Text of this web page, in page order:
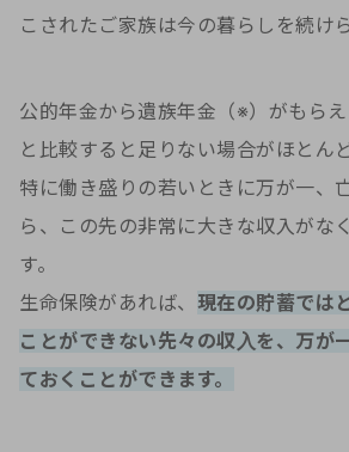
こされたご家族は今の暮らしを続け
公的年金から遺族年金（※）がもら
と比較すると足りない場合がほとんど
特に働き盛りの若いときに万が一、
ら、この先の非常に大きな収入がな
す。
生命保険があれば、 現在の貯蓄では
ことができない先々の収入を、万が
ておくことができます。